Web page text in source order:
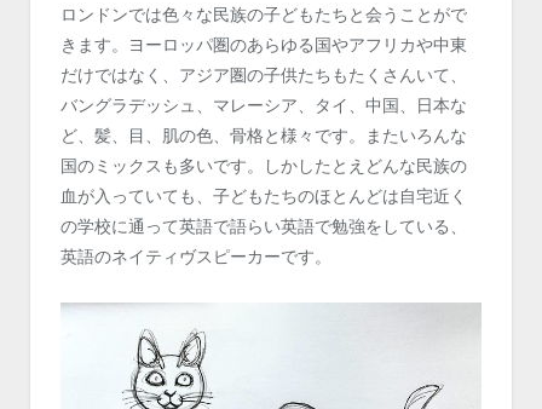
ロンドンでは色々な民族の子どもたちと会うことがで
きます。ヨーロッパ圏のあらゆる国やアフリカや中東
だけではなく、アジア圏の子供たちもたくさんいて、
バングラデッシュ、マレーシア、タイ、中国、日本な
ど、髪、目、肌の色、骨格と様々です。またいろんな
国のミックスも多いです。しかしたとえどんな民族の
血が入っていても、子どもたちのほとんどは自宅近く
の学校に通って英語で語らい英語で勉強をしている、
英語のネイティヴスピーカーです。